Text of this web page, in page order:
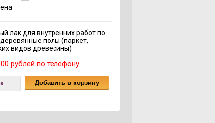
лак для внутренних работ по
полы (паркет,
видов древесины)
рублей по телефону